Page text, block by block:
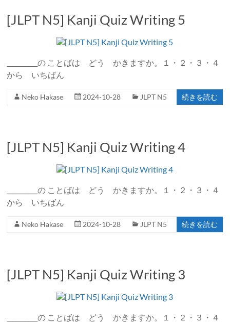
[JLPT N5] Kanji Quiz Writing 5
__________の ことばは どう かきますか。１・２・３・４
から いちばん
Neko Hakase 2024-10-28 JLPT N5 続きを読む
[JLPT N5] Kanji Quiz Writing 4
__________の ことばは どう かきますか。１・２・３・４
から いちばん
Neko Hakase 2024-10-28 JLPT N5 続きを読む
[JLPT N5] Kanji Quiz Writing 3
__________の ことばは どう かきますか。１・２・３・４